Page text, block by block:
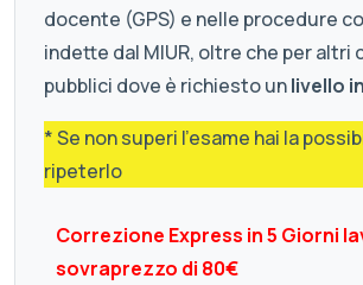
docente (GPS) e nelle procedure
indette dal MIUR, oltre che per altri
pubblici dove è richiesto unlivello
* Se non superi l'esame hai la
ripeterlo
Correzione Express in 5 Giorni
sovraprezzo di 80€